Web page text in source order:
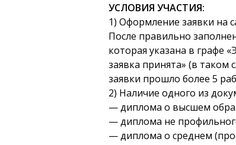
УСЛОВИЯ УЧАСТИЯ:
1) Оформление заявки на
После правильно
которая указана в графе
заявка принята» (в таком
заявки прошло более 5
2) Наличие одного из
— диплома о высшем
— диплома не
— диплома о среднем